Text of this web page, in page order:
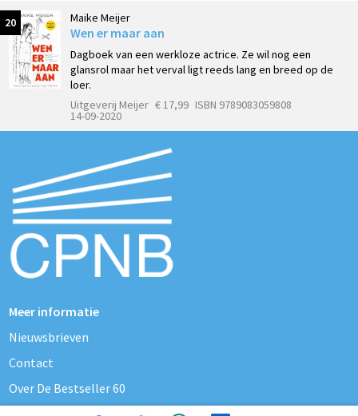
20 Maike Meijer
Wen er maar aan
Dagboek van een werkloze actrice. Ze wil nog een
glansrol maar het verval ligt reeds lang en breed op de
loer.
Uitgeverij Meijer € 17,99 ISBN 9789083059808
14-09-2020
Meer informatie
Nieuwsbrieven
Contact
Over De Bestseller 60